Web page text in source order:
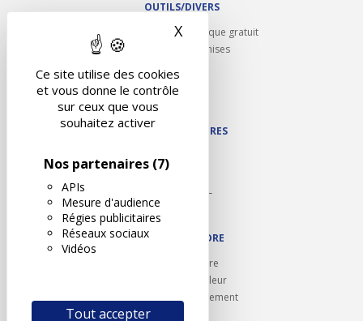
Ce site utilise des cookies
et vous donne le contrôle
sur ceux que vous
souhaitez activer
Nos partenaires (7)
APIs
Mesure d'audience
Régies publicitaires
Réseaux sociaux
Vidéos
Tout accepter
X Masquer le bandeau des
OUTILS/DIVERS
Rappel contrôle technique gratuit
Partenariats/Remises
Contact
NOS PARTENAIRES
Autodidact
Karoil
Autovision PL
Motovision
NOUS REJOINDRE
Ouvrir un centre
Devenez contrôleur
Carrières et recrutement